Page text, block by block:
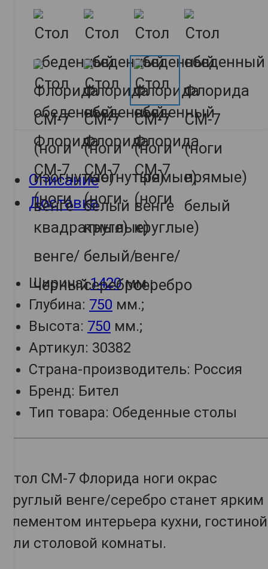
Описание
Доставка
Ширина:1420мм.;
Глубина: 750 мм.;
Высота: 750 мм.;
Артикул: 30382
Страна-производитель: Россия
Бренд: Бител
Тип товара: Обеденные столы
Стол СМ-7 Флорида ноги окрас
круглый венге/серебро станет ярким
элементом интерьера кухни, гостиной
или столовой комнаты.